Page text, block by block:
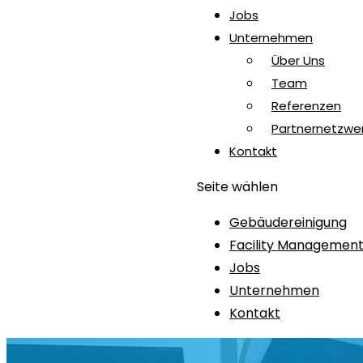
Jobs
Unternehmen
Über Uns
Team
Referenzen
Kontakt
Seite wählen
Gebäudereinigung
Facility Management
Jobs
Unternehmen
Kontakt